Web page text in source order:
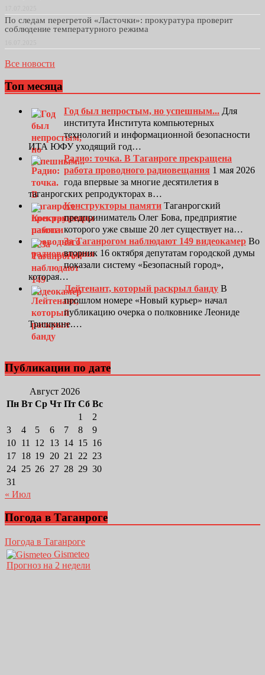
По следам перегретой «Ласточки»: прокуратура проверит
соблюдение температурного режима
Все новости
Топ месяца
Год был непростым, но успешным... Для
института Института компьютерных
технологий и информационной безопасности
ИТА ЮФУ уходящий год…
Радио: точка. В Таганроге прекращена
работа проводного радиовещания 1 мая 2026
года впервые за многие десятилетия в
таганрогских репродукторах в…
Конструкторы памяти Таганрогский
предприниматель Олег Бова, предприятие
которого уже свыше 20 лет существует на…
За Таганрогом наблюдают 149 видеокамер Во
вторник 16 октября депутатам городской думы
показали систему «Безопасный город»,
которая…
Лейтенант, который раскрыл банду В
прошлом номере «Новый курьер» начал
публикацию очерка о полковнике Леониде
Тришкине.…
Публикации по дате
Август 2026
Пн Вт Ср Чт Пт Сб Вс
1
2
3
4 5 6 7 8
9
10 11 12 13 14 15 16
17 18 19 20 21 22 23
24 25 26 27 28 29 30
31
« Июл
Погода в Таганроге
Погода в Таганроге
Gismeteo
Прогноз на 2 недели